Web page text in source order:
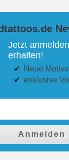
Jetzt
erhalten!
Neue
exklusive
Anmelden